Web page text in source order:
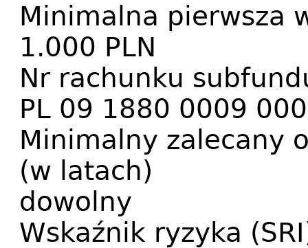
Minimalna pierwsza
1.000 PLN
Nr rachunku
PL 09 1880 0009
Minimalny zalecany
(w latach)
dowolny
Wskaźnik ryzyka